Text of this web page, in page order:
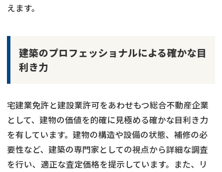
えます。
建築のプロフェッショナルによる確かな目
利き力
宅建業免許と建設業許可をあわせもつ総合不動産企業
として、建物の価値を的確に見極める確かな目利き力
を有しています。建物の構造や設備の状態、補修の必
要性など、建築の専門家としての視点から詳細な調査
を行い、適正な査定価格を提示しています。また、リ